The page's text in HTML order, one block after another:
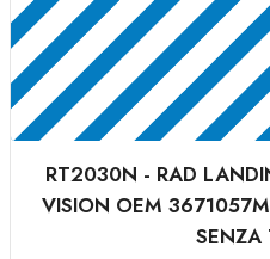
RT2030N - RAD
VISION OEM
SENZA